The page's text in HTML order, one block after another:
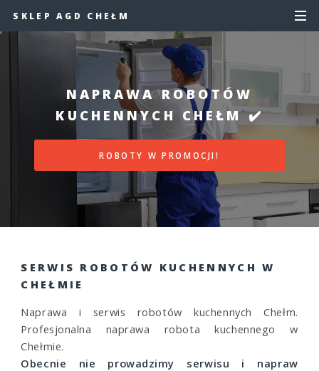
SKLEP AGD CHEŁM
NAPRAWA ROBOTÓW
KUCHENNYCH CHEŁM ✔️
ROBOTY W PROMOCJI!
SERWIS ROBOTÓW KUCHENNYCH W
CHEŁMIE
Naprawa i serwis robotów kuchennych Chełm.
Profesjonalna naprawa robota kuchennego w
Chełmie.
Obecnie nie prowadzimy serwisu i napraw